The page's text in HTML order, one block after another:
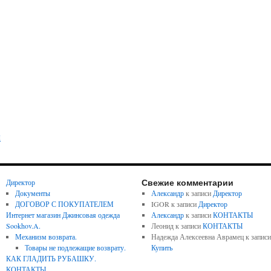
Этот
имеет
несколько
вариаций.
Опции
можно
выбрать
странице
Директор
Документы
ДОГОВОР С ПОКУПАТЕЛЕМ
Интернет магазин Джинсовая одежда
Sookhov.A.
Механизм возврата.
Товары не подлежащие возврату.
КАК ГЛАДИТЬ РУБАШКУ.
КОНТАКТЫ
Свежие комментарии
Александрк записи Директор
IGOR к записи Директор
Александрк записиКОНТАКТЫ
Леонидк записиКОНТАКТЫ
Надежда Алексеевна Аврамецк записи
Купить